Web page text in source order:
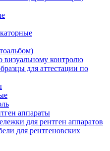
визуальному контролю
для аттестации по
аппараты
для рентген аппаратов
для рентгеновских